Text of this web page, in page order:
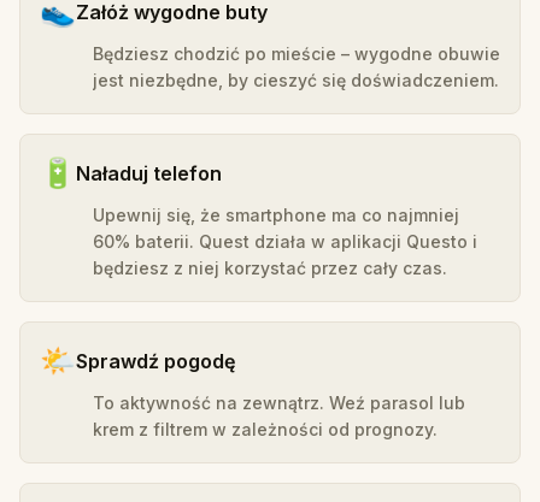
👟Załóż wygodne buty
Będziesz chodzić po mieście – wygodne obuwie
jest niezbędne, by cieszyć się doświadczeniem.
🔋 Naładuj telefon
Upewnij się, że smartphone ma co najmniej
60% baterii. Quest działa w aplikacji Questo i
będziesz z niej korzystać przez cały czas.
🌤️Sprawdź pogodę
To aktywność na zewnątrz. Weź parasol lub
krem z filtrem w zależności od prognozy.